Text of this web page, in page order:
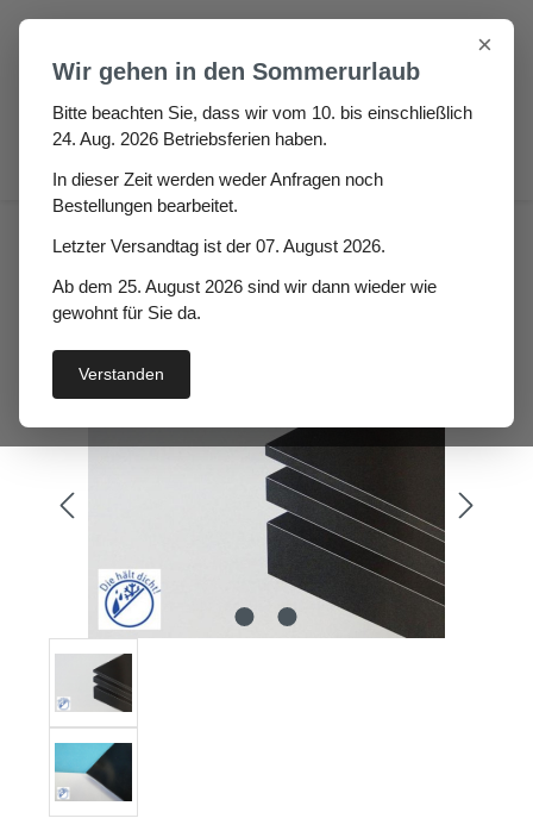
Zum Hauptinhalt springen
Gummiplatte NR/SBR 70°
Utoga Höhe: 4mm
Bildergalerie überspringen
×
Wir gehen in den Sommerurlaub
Bitte beachten Sie, dass wir vom 10. bis einschließlich
24. Aug. 2026 Betriebsferien haben.
In dieser Zeit werden weder Anfragen noch
Bestellungen bearbeitet.
Letzter Versandtag ist der 07. August 2026.
Ab dem 25. August 2026 sind wir dann wieder wie
gewohnt für Sie da.
Verstanden